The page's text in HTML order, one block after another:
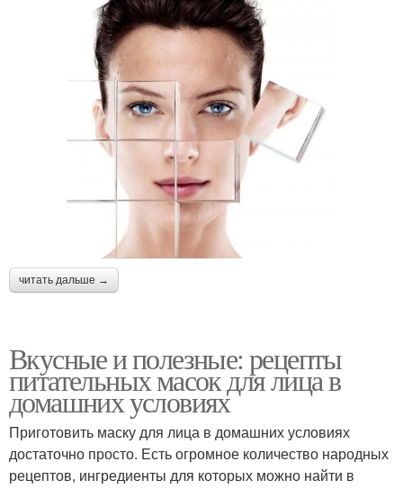
читать дальше →
Вкусные и полезные: рецепты
питательных масок для лица в
домашних условиях
Приготовить маску для лица в домашних условиях
достаточно просто. Есть огромное количество народных
рецептов, ингредиенты для которых можно найти в